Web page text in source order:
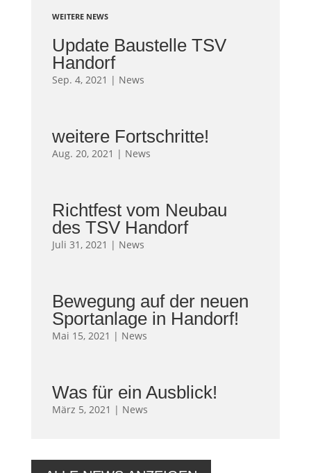
WEITERE NEWS
Update Baustelle TSV
Handorf
Sep. 4, 2021 | News
weitere Fortschritte!
Aug. 20, 2021 | News
Richtfest vom Neubau
des TSV Handorf
Juli 31, 2021 | News
Bewegung auf der neuen
Sportanlage in Handorf!
Mai 15, 2021 | News
Was für ein Ausblick!
März 5, 2021 | News